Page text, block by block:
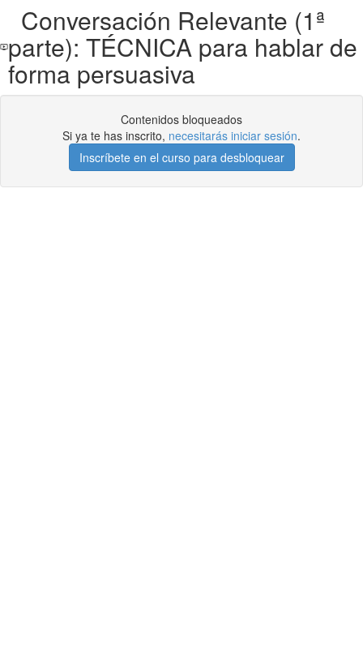
Conversación Relevante (1ª
parte): TÉCNICA para hablar de
forma persuasiva
Contenidos bloqueados
Si ya te has inscrito, necesitarás iniciar sesión.
Inscríbete en el curso para desbloquear